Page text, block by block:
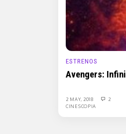
ESTRENOS
Avengers:
2 MAY, 2018
2
CINESCOPIA